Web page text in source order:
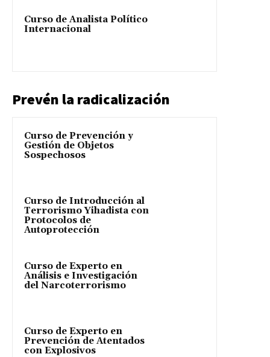
Curso de Analista Político
Internacional
Prevén la radicalización
Curso de Prevención y
Gestión de Objetos
Sospechosos
Curso de Introducción al
Terrorismo Yihadista con
Protocolos de
Autoprotección
Curso de Experto en
Análisis e Investigación
del Narcoterrorismo
Curso de Experto en
Prevención de Atentados
con Explosivos